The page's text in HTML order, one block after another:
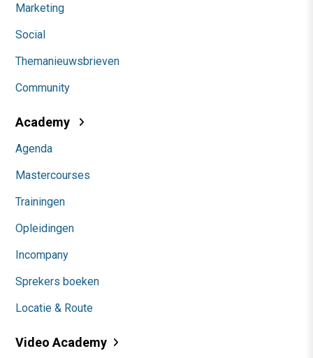
Marketing
Social
Themanieuwsbrieven
Community
Academy
Agenda
Mastercourses
Trainingen
Opleidingen
Incompany
Sprekers boeken
Locatie & Route
Video Academy